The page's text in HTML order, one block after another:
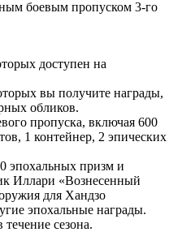
боевым пропуском 3-го
доступен на
вы получите награды,
обликов.
пропуска, включая 600
1 контейнер, 2 эпических
эпохальных призм и
Иллари «Вознесенный
для Хандзо
эпохальные награды.
сезона.